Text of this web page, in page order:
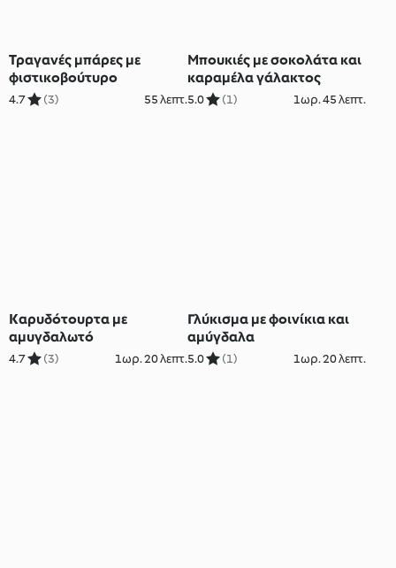
Τραγανές μπάρες με
φιστικοβούτυρο
4.7 (3) 55 λεπτ.
Μπουκιές με σοκολάτα και
καραμέλα γάλακτος
5.0 (1) 1ωρ. 45 λεπτ.
Καρυδότουρτα με
αμυγδαλωτό
4.7 (3) 1ωρ. 20 λεπτ.
Γλύκισμα με φοινίκια και
αμύγδαλα
5.0 (1) 1ωρ. 20 λεπτ.